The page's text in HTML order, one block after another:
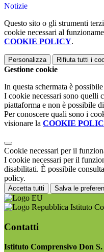
Notizie
Questo sito o gli strumenti
cookie necessari al
COOKIE POLICY.
Personalizza Rifiuta tutti i
Gestione cookie
In questa schermata è
I cookie necessari sono quelli
piattaforma e non è possibile
Per conoscere quali sono i
visionare la COOKIE
Cookie necessari per il
I cookie necessari per il
disabilitati. È possibile
policy.
Accetta tutti Salva le
Istituto
Contatti
Istituto Comprensivo Don